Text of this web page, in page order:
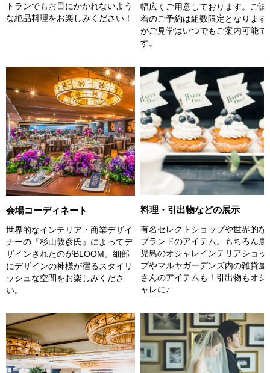
トランでもお目にかかれないよう
な絶品料理をお楽しみください！
幅広くご用意しております。ご試
着のご予約は組数限定となります
がご見学はいつでもご案内可能で
す。
会場コーディネート
世界的なインテリア・商業デザイ
ナーの『杉山敦彦氏』によってデ
ザインされたのがBLOOM。細部
にデザインの神様が宿るスタイリ
ッシュな空間をお楽しみくださ
い。
料理・引出物などの展示
有名セレクトショップや世界的な
ブランドのアイテム。もちろん鹿
児島のオシャレインテリアショッ
プやマルヤガーデンズ内の雑貨屋
さんのアイテムも！引出物もオシ
ャレに♪